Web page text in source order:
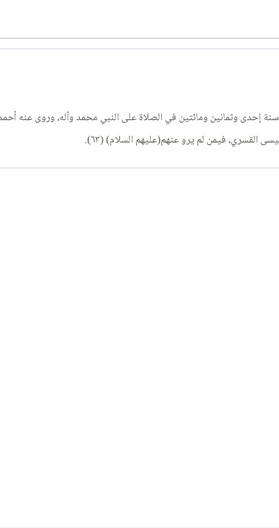
إحدى وثمانين ومائتين في الصلاة على النبي محمد وآله، وروى عنه
فيمن لم يرو عنهم(عليهم السلام) (٦٣).